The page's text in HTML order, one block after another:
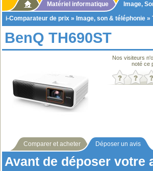
Matériel informatique Image,
i-Comparateur de prix » Image, son & téléphonie »
BenQ TH690ST
Nos visiteurs
noté ce
Comparer et acheter Déposer un avis
Avant de déposer votre